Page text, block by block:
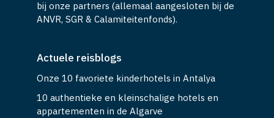
bij onze partners (allemaal aangesloten bij de
ANVR, SGR & Calamiteitenfonds).
Actuele reisblogs
Onze 10 favoriete kinderhotels in Antalya
10 authentieke en kleinschalige hotels en
appartementen in de Algarve